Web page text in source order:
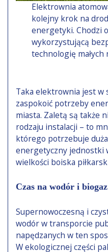
Elektrownia
kolejny krok na
energetyki. Chodzi
wykorzystującą
technologię małych
Taka elektrownia jest w
zaspokoić potrzeby
miasta. Zaletą są także
rodzaju instalacji – to
którego potrzebuje
energetyczny jednostki
wielkości boiska
Czas na wodór i biogaz
Supernowoczesną i
wodór w transporcie
napędzanych w ten
W ekologicznej części